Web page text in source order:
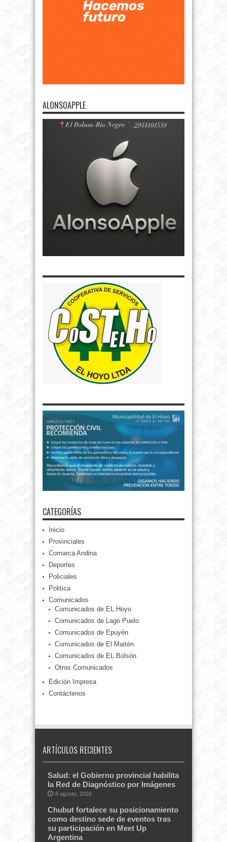
ALONSOAPPLE
CATEGORÍAS
Inicio
Provinciales
Comarca Andina
Deportes
Policiales
Politica
Comunicados
Comunicados de EL Hoyo
Comunicados de Lago Puelo
Comunicados de Epuyén
Comunicados de El Maitén
Comunicados de EL Bolsón
Otros Comunicados
Edición Impresa
Contáctenos
ARTÍCULOS RECIENTES
Salud: el Gobierno provincial habilita
la Red de Diagnóstico por Imágenes
8 agosto, 2026
Chubut fortalece su posicionamiento
como destino sede de eventos tras
su participación en Meet Up
Argentina